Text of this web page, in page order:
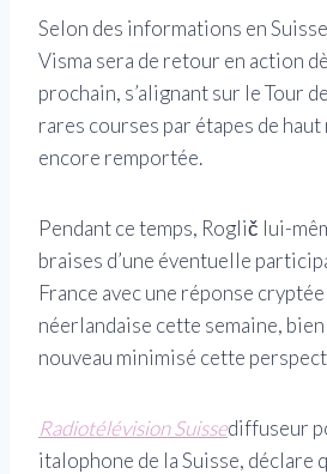
Selon des informations en
Visma sera de retour en action
prochain, s’alignant sur le Tour
rares courses par étapes de haut
encore remportée.
Pendant ce temps, Roglič lui-
braises d’une éventuelle
France avec une réponse
néerlandaise cette semaine, bien
nouveau minimisé cette
Radiotélévision Suissediffuseur
italophone de la Suisse, déclare